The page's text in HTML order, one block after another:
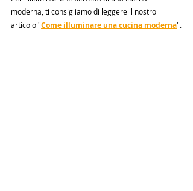
moderna, ti consigliamo di leggere il nostro
articolo "Come illuminare una cucina moderna".